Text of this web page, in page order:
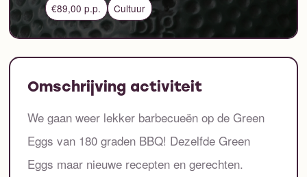
€89,00 p.p. Cultuur
Omschrijving activiteit
We gaan weer lekker barbecueën op de Green
Eggs van 180 graden BBQ! Dezelfde Green
Eggs maar nieuwe recepten en gerechten.